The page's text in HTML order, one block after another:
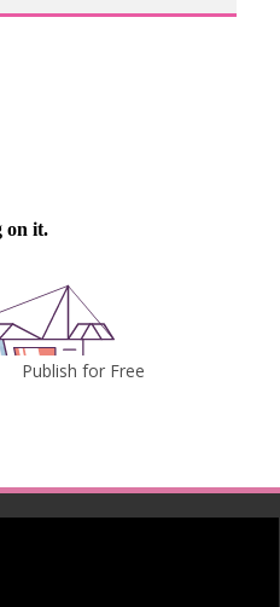
Publish for Free